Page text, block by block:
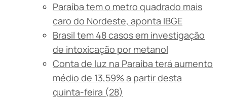
Paraíba tem o metro quadrado mais
caro do Nordeste, aponta IBGE
Brasil tem 48 casos em investigação
de intoxicação por metanol
Conta de luz na Paraíba terá aumento
médio de 13,59% a partir desta
quinta-feira (28)